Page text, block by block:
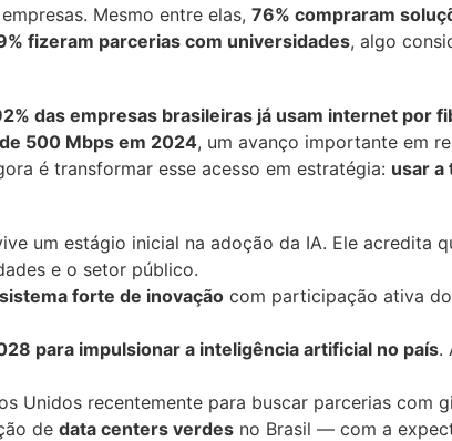
Mesmo entre elas, 76% compraram
fizeram parcerias com universidades, algo
das empresas brasileiras já usam internet por
500 Mbps em 2024, um avanço importante em
é transformar esse acesso em estratégia: usar a
um estágio inicial na adoção da IA. Ele acredita
e o setor público.
forte de inovação com participação ativa
para impulsionar a inteligência artificial no país.
Unidos recentemente para buscar parcerias com
de data centers verdes no Brasil — com a